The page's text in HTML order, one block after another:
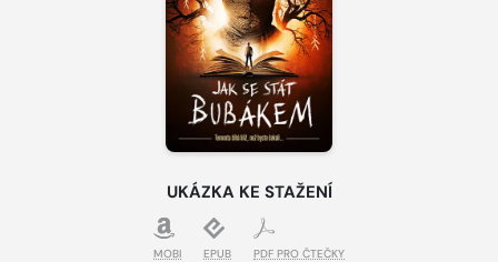
UKÁZKA KE STAŽENÍ
MOBI EPUB PDF PRO ČTEČKY